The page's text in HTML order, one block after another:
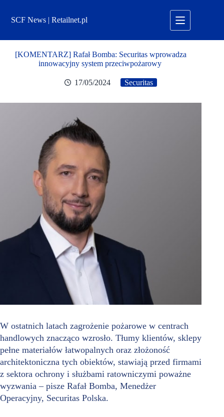
treściSCF News | Retailnet.pl
[KOMENTARZ] Rafał Bomba: Securitas wprowadza
innowacyjny system przeciwpożarowy
17/05/2024 Securitas
W ostatnich latach zagrożenie pożarowe w centrach
handlowych znacząco wzrosło. Tłumy klientów, sklepy
pełne materiałów łatwopalnych oraz złożoność
architektoniczna tych obiektów, stawiają przed firmami
z sektora ochrony i służbami ratowniczymi poważne
wyzwania – pisze Rafał Bomba, Menedżer
Operacyjny, Securitas Polska.